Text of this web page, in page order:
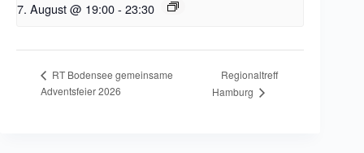
7. August @ 19:00- 23:30
RT Bodensee gemeinsame
Adventsfeier 2026
Regionaltreff
Hamburg